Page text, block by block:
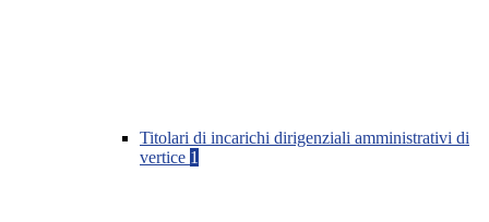
Titolari di incarichi dirigenziali amministrativi di
vertice 1